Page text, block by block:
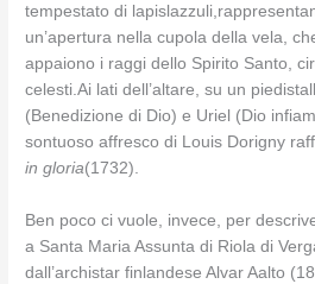
tempestato di
un’apertura nella cupola della vela,
appaiono i raggi dello Spirito Santo,
celesti.Ai lati dell’altare, su un
(Benedizione di Dio) e Uriel (Dio
sontuoso affresco di Louis Dorigny
in gloria(1732).
Ben poco ci vuole, invece, per
a Santa Maria Assunta di Riola di
dall’archistar finlandese Alvar Aalto